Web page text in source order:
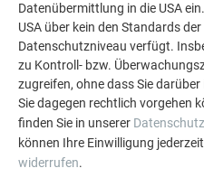
PREFA Produktsortiment
Datenübermittlung in die USA
USA über kein den Standards
Datenschutzniveau verfügt.
zu Kontroll- bzw.
zugreifen, ohne dass Sie
Sie dagegen rechtlich vorgehen
finden Sie in unserer
können Ihre Einwilligung
widerrufen.